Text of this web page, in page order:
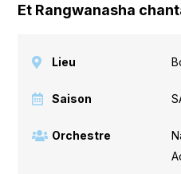
Et Rangwanasha
Lieu
Saison
Orchestre